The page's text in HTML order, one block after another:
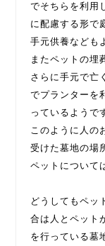
でそちらを利用
に配慮する形で
手元供養なども
またペットの埋
さらに手元で亡
でプランターを
っているようで
このように人の
受けた墓地の場
ペットについて
どうしてもペッ
合は人とペット
を行っている墓